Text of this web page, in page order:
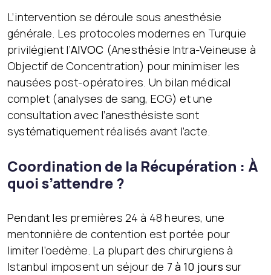
L’intervention se déroule sous anesthésie
générale. Les protocoles modernes en Turquie
privilégient l’AIVOC (Anesthésie Intra-Veineuse à
Objectif de Concentration) pour minimiser les
nausées post-opératoires. Un bilan médical
complet (analyses de sang, ECG) et une
consultation avec l’anesthésiste sont
systématiquement réalisés avant l’acte.
Coordination de la Récupération : À
quoi s’attendre ?
Pendant les premières 24 à 48 heures, une
mentonnière de contention est portée pour
limiter l’oedème. La plupart des chirurgiens à
Istanbul imposent un séjour de 7 à 10 jours sur